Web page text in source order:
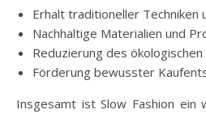
Erhalt traditioneller Techniken
Nachhaltige Materialien und
Reduzierung des ökologischen
Förderung bewusster
Insgesamt ist Slow Fashion ein